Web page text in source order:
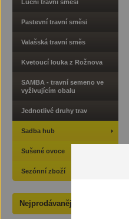
Luční travní směsi
Pastevní travní směsi
Valašská travní směs
Kvetoucí louka z Rožnova
SAMBA - travní semeno ve
vyživujícím obalu
Jednotlivé druhy trav
Sadba hub
Sušené ovoce
Sezónní zboží
Nejprodávanější